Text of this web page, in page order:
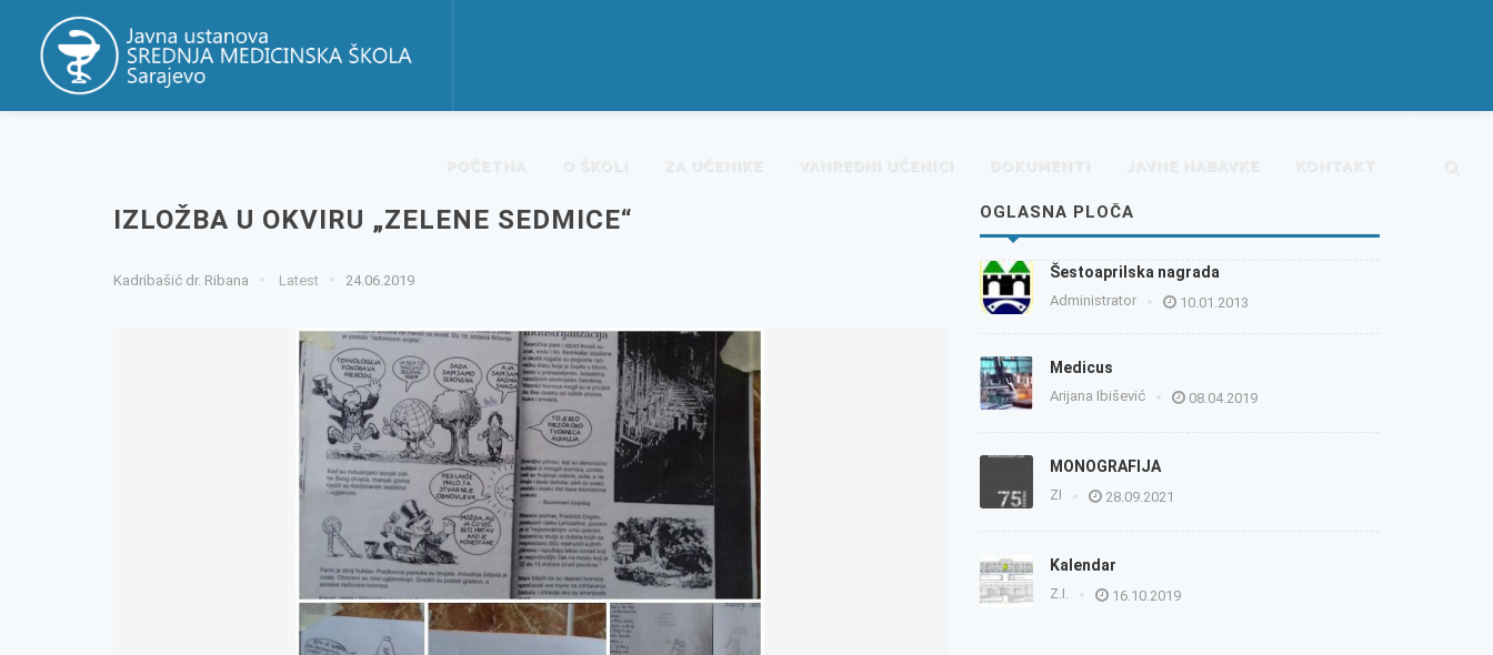
POČETNA O ŠKOLI ZA UČENIKE VANREDNI UČENICI DOKUMENTI JAVNE NABAVKE KONTAKT
IZLOŽBA U OKVIRU „ZELENE SEDMICE“
Kadribašić dr. Ribana Latest 24.06.2019
OGLASNA PLOČA
Šestoaprilska nagrada
Administrator 10.01.2013
Medicus
Arijana Ibišević 08.04.2019
MONOGRAFIJA
ZI 28.09.2021
Kalendar
Z.I. 16.10.2019